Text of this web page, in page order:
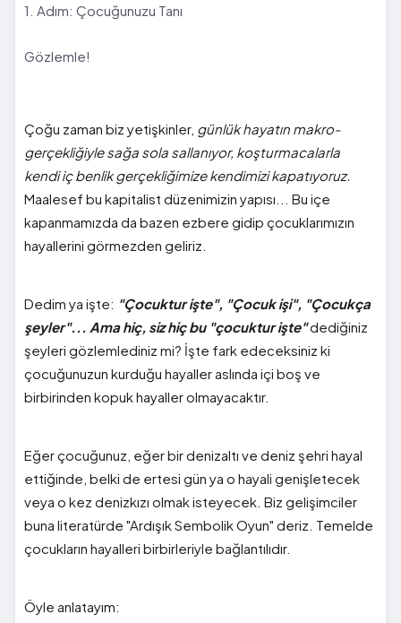
1. Adım: Çocuğunuzu Tanı
Gözlemle!
Çoğu zaman biz yetişkinler, günlük hayatın makro-
gerçekliğiyle sağa sola sallanıyor, koşturmacalarla
kendi iç benlik gerçekliğimize kendimizi kapatıyoruz.
Maalesef bu kapitalist düzenimizin yapısı... Bu içe
kapanmamızda da bazen ezbere gidip çocuklarımızın
hayallerini görmezden geliriz.
Dedim ya işte: "Çocuktur işte", "Çocuk işi", "Çocukça
şeyler"... Ama hiç, siz hiç bu "çocuktur işte"dediğiniz
şeyleri gözlemlediniz mi? İşte fark edeceksiniz ki
çocuğunuzun kurduğu hayaller aslında içi boş ve
birbirinden kopuk hayaller olmayacaktır.
Eğer çocuğunuz, eğer bir denizaltı ve deniz şehri hayal
ettiğinde, belki de ertesi gün ya o hayali genişletecek
veya o kez denizkızı olmak isteyecek. Biz gelişimciler
buna literatürde "Ardışık Sembolik Oyun" deriz. Temelde
çocukların hayalleri birbirleriyle bağlantılıdır.
Öyle anlatayım: